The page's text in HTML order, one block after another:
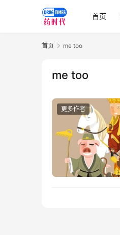
首页
首页 me too
me too
更多作者